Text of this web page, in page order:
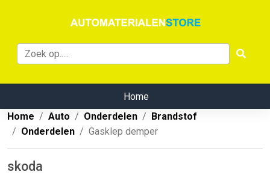
Home
Home
Auto Onderdelen
Brandstof
Onderdelen
Gasklep demper
skoda